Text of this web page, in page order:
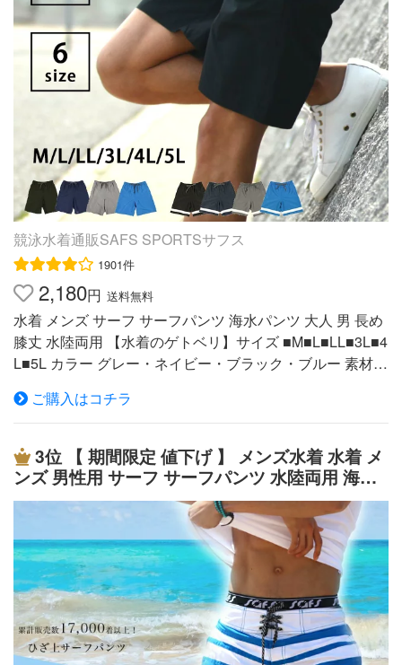
9 29.5 25 30 27 L 88 85 30.5 26 31 28.5 LL 91 87 31.5 27 3
3 29 3L 97 94 32.5 28 33.5 29.5 4L 100 96 33.5 29 35 31.5
5L 105 98 35 30 35.5 32.5 ※サイズは平置き計測となって
おりますので、1〜2cmの誤差が生じる場合がございま
す。 ※機械による生産過程において、どうしても生地を織
る際の糸の継ぎ目や多少のほつれなどが生じている場合が
ございます。 ※モニター環境により、実際のものと素材
感・色が若干異なって見える場合がありますので、ご了承
ください。 メーカー希望小売価格はメーカー商品タグに
基づいて掲載しています こちらの商品は他店舗と在庫を
共有しているため、在庫更新のタイミングにより、在庫切
れの場合やむをえずキャンセルさせていただく可能性があ
ります。生地の伸縮性 なし 生地の透け感 なし 生地の厚み
普通 生地のサイズ感 普通 Sサイズでちょうどです。 Sで
も若干大きいかも…。 Mサイズだとちょっと大きいです
ね。 今度、奥さんと海外旅行行くのでちょうどよかった
です。 Mサイズでちょうどです。 Sサイズになると前が
ギリギリしまります。 LサイズになるとダボつくのでMサ
イズを買います。今年も海へ行けますね！ もちろん淡路
島！ Lサイズでちょっときついです。 余裕をみてLLサイ
なりました。 沖縄の日差しだとすぐに乾くので、街でも
ガンガン使えました！！！ 年間水着ランキング入賞のア
イテム。 素材を業界初の水陸両用の特殊ストレッチ素材
に変更。 デザインも2多色プリント仕様にするなど一新し
ました。 街履きでもイケちゃうスタイルは継承。 海パン
をいれる袋ももちろんついていて収納もばっちり。 スト
レッチが効いているので今まで以上にサイズ選びは困りま
せん！ おすすめPOINT 新素材の特殊ストレッチ生地 モデ
ルデータ okamu-（170cm/57kg） 着用サイズ：S 素材
表地：ポリエステル93%ポリウレタン7% 裏地：ポリエ
競泳水着通販SAFS SPORTSサフス
1901件
2,180円 送料無料
水着 メンズ サーフ サーフパンツ 海水パンツ 大人 男 長め
膝丈 水陸両用 【水着のゲトベリ】サイズ ■M■L■LL■3L■4
L■5L カラー グレー・ネイビー・ブラック・ブルー 素材
W :66cm-80cm 総丈：50cm 裾口：60cm ■L W :70cm-85
cm 総丈：53cm 裾口：62cm ■LL W :73cm-90cm 総丈：5
6cm 裾口：64cm ■3L W :77cm-98cm 総丈：59cm 裾口：
66cm ■4L W :81cm-106cm 総丈：62cm 裾口：68cm ■5L
W :86cm-112cm 総丈：65cm 裾口：70cm ★インナーサ
ポーター付 ★こちらの商品は衛生上返品交換はできませ
んので予めご了承ください。 ★ご覧になっているモニタ
ー、パソコン等により実際の商品と多少色味が異なる場合
がございます。色味が異なる等のクレームはお受けできま
せん。■ひとことMemo オリジナルブランド「GUYBON
D」から大人気シンプルな無地サーフパンツの新作が登
場！ とにかくシンプルなものが1番好きという方はこれが
ご購入はコチラ
3位
【 期間限定 値下げ 】 メンズ水着 水着 メ
ンズ 男性用 サーフ サーフパンツ 水陸両用 海水
パンツ 海パン ボードショーツ S 小さいサイズ L
L 3L 4L 大きいサイズ ns-2596-07finalm